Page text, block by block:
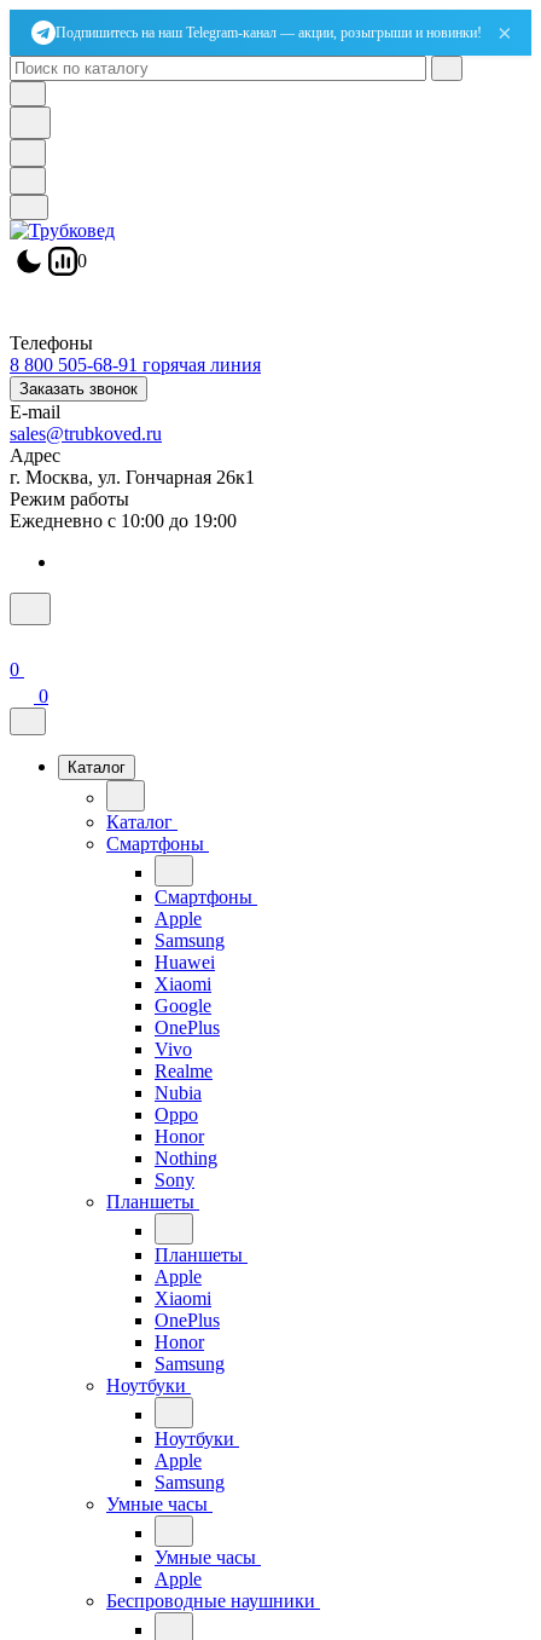
Подпишитесь на наш Telegram-канал — акции, розыгрыши и новинки! ×
0
Телефоны
8 800 505-68-91 горячая линия
Заказать звонок
E-mail
sales@trubkoved.ru
Адрес
г. Москва, ул. Гончарная 26к1
Режим работы
Ежедневно с 10:00 до 19:00
0
0
Каталог
Каталог
Смартфоны
Смартфоны
Apple
Samsung
Huawei
Xiaomi
Google
OnePlus
Vivo
Realme
Nubia
Oppo
Honor
Nothing
Sony
Планшеты
Планшеты
Apple
Xiaomi
OnePlus
Honor
Samsung
Ноутбуки
Ноутбуки
Apple
Samsung
Умные часы
Умные часы
Apple
Беспроводные наушники